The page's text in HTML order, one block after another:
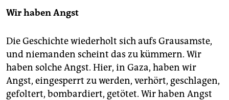
Wir haben Angst
Die Geschichte wiederholt sich aufs Grausamste,
und niemanden scheint das zu kümmern. Wir
haben solche Angst. Hier, in Gaza, haben wir
Angst, eingesperrt zu werden, verhört, geschlagen,
gefoltert, bombardiert, getötet. Wir haben Angst